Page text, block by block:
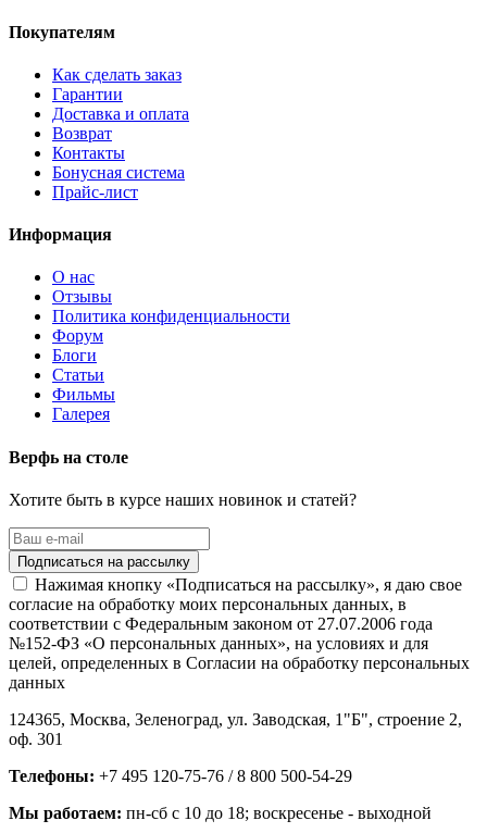
Покупателям
Как сделать заказ
Гарантии
Доставка и оплата
Возврат
Контакты
Бонусная система
Прайс-лист
Информация
О нас
Отзывы
Политика конфиденциальности
Форум
Блоги
Статьи
Фильмы
Галерея
Верфь на столе
Хотите быть в курсе наших новинок и статей?
Нажимая кнопку «Подписаться на рассылку», я даю свое
согласие на обработку моих персональных данных, в
соответствии с Федеральным законом от 27.07.2006 года
№152-ФЗ «О персональных данных», на условиях и для
целей, определенных в Согласии на обработку персональных
данных
124365, Москва, Зеленоград, ул. Заводская, 1"Б", строение 2,
оф. 301
Телефоны: +7 495 120-75-76 / 8 800 500-54-29
Мы работаем: пн-сб с 10 до 18; воскресенье - выходной